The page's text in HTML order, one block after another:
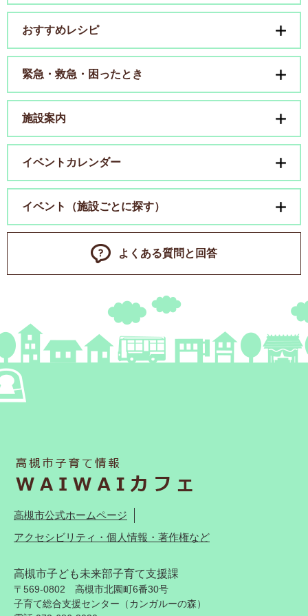
おすすめレシピ
緊急・救急・困ったとき
施設案内
イベントカレンダー
イベント（施設ごとに探す）
よくある質問と回答
高槻市公式ホームページ
アクセシビリティ・個人情報・著作権など
高槻市子ども未来部子育て支援課
〒569-0802 高槻市北園町6番30号
子育て総合支援センター（カンガルーの森）